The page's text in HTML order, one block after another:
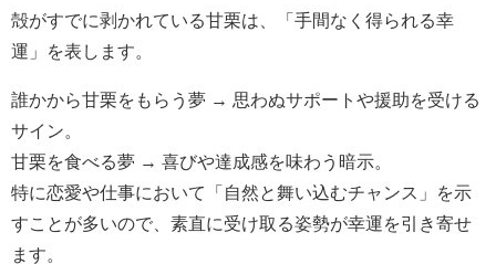
殻がすでに剥かれている甘栗は、「手間なく得られる幸
運」を表します。
誰かから甘栗をもらう夢 → 思わぬサポートや援助を受ける
サイン。
甘栗を食べる夢 → 喜びや達成感を味わう暗示。
特に恋愛や仕事において「自然と舞い込むチャンス」を示
すことが多いので、素直に受け取る姿勢が幸運を引き寄せ
ます。